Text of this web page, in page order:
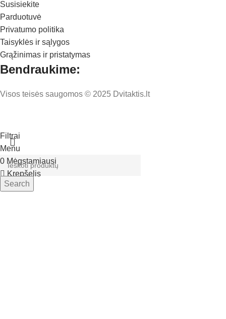
Susisiekite
Parduotuvė
Privatumo politika
Taisyklės ir sąlygos
Grąžinimas ir pristatymas
Bendraukime:
Visos teisės saugomos © 2025 Dvitaktis.lt
Search
Filtrai
Menu
0 Mėgstamiausi
Krepšelis